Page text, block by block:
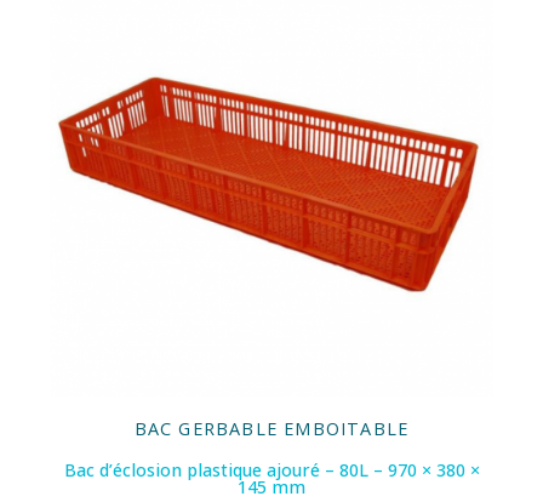
BAC GERBABLE EMBOITABLE
Bac d’éclosion plastique ajouré – 80L – 970 × 380 ×
145 mm